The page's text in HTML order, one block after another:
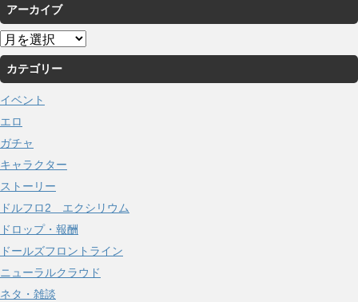
アーカイブ
ア
ー
カ
イ
ブ
カテゴリー
イベント
エロ
ガチャ
キャラクター
ストーリー
ドルフロ2 エクシリウム
ドロップ・報酬
ドールズフロントライン
ニューラルクラウド
ネタ・雑談